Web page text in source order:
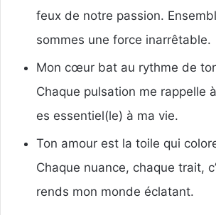
feux de notre passion.
sommes une force inarrêtable.
Mon cœur bat au rythme de
Chaque pulsation me rappelle
es essentiel(le) à ma vie.
Ton amour est la toile qui
Chaque nuance, chaque trait,
rends mon monde éclatant.